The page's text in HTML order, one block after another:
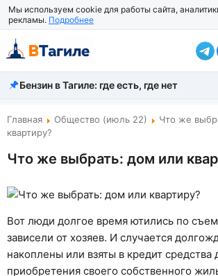
Мы используем cookie для работы сайта,
рекламы. Подробнее
Все новости
Происшествия
Жизнь
Экономика
Общество
Бензин в Тагиле: где есть, где нет
Главная Общество (июль 22)
Что же
квартиру?
Что же выбрать: дом или
Вот люди долгое время ютились по
зависели от хозяев. И случается
накоплены или взяты в кредит средства
приобретения своего собственного